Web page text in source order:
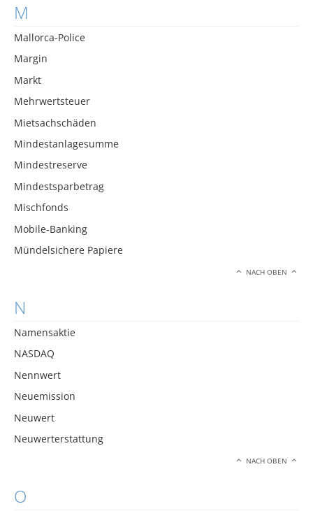
M
Mallorca-Police
Margin
Markt
Mehrwertsteuer
Mietsachschäden
Mindestanlagesumme
Mindestreserve
Mindestsparbetrag
Mischfonds
Mobile-Banking
Mündelsichere Papiere
NACH OBEN
N
Namensaktie
NASDAQ
Nennwert
Neuemission
Neuwert
Neuwerterstattung
NACH OBEN
O